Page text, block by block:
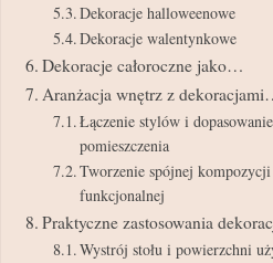
Dekoracje halloweenowe
Dekoracje walentynkowe
Dekoracje całoroczne jako…
Aranżacja wnętrz z
Łączenie stylów i
pomieszczenia
Tworzenie spójnej
funkcjonalnej
Praktyczne zastosowania
Wystrój stołu i powierzchni